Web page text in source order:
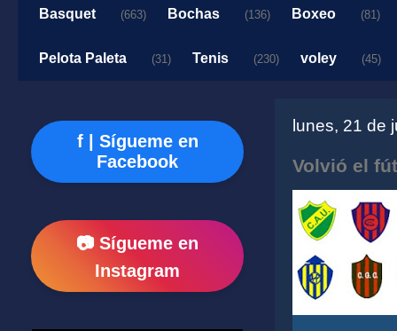
Basquet (663) Bochas (136) Boxeo (81)
Pelota Paleta (31) Tenis (230) voley (45)
lunes, 21 de
Volvió el
f | Sígueme en
Facebook
📷 Sígueme en
Instagram